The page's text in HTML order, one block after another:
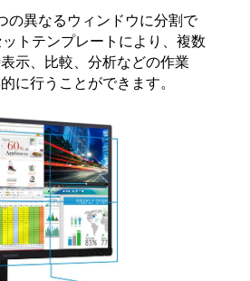
の異なるウィンドウに分割で
トテンプレートにより、複数
示、比較、分析などの作業
に行うことができます。